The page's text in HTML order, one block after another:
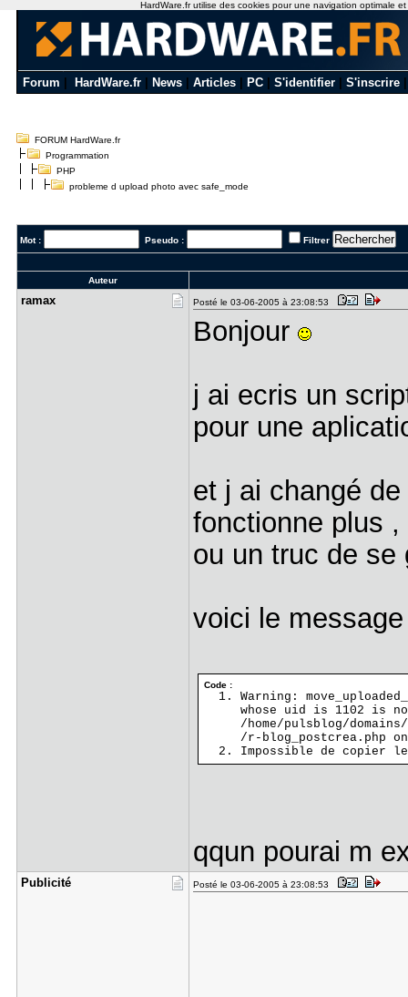
Forum HardWare.fr News Articles PC S'identifier S'inscrire
FORUM HardWare.fr
Programmation
PHP
probleme d upload photo avec safe_mode
Mot : Pseudo : Filtrer
Auteur
ramax Posté le 03-06-2005 à 23:08:53
Bonjour
j ai ecris un
pour une
et j ai changé
fonctionne plus
ou un truc de
voici le
Code :
Warning:
whose uid is 1102 is
/home/pulsblog/
/r-blog_postcrea.php
Impossible de
qqun pourai m
Publicité Posté le 03-06-2005 à 23:08:53
HardWare.fr utilise des cookies pour une navigation optimale